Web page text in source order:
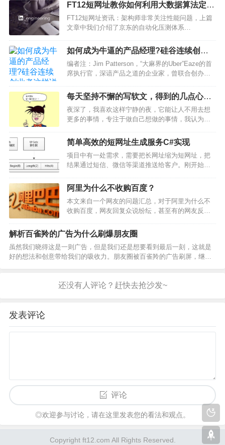
FT12短网址教你如何利用大数据算法定位
网站性能瓶颈(BOSS)
FT12短网址资讯：架构师非常关注性能问题，上篇
文章中我们介绍了京东的自动化压测体系
绍如何通过大数据算法来分析调用数据，自动定位
性能瓶颈。本文由高可用架构翻译。背景我们 FT…
如何成为牛逼的产品经理?硅谷连续创业
者这样说
编者注：Jim Patterson，“大麻界的Uber”Eaze的首
席执行官，深谙产品之道的企业家，曾联合创办包
司，并曾担任过诸多企业的首席产品官。 五年前，
Clove…
每天坚持不懈的写软文，得到的几点心得
感悟
夜深了，我喜欢这样宁静的夜，它能让人不用去想
更多的事情，专注于做自己想做的事情，我认为是
听》节目，听这个节目已经有一段时间了，虽然每
天只有那么短短的几分钟，但是那些字眼确实令我
欲罢不能，听完几分钟的…
简单高效的短网址生成服务C#实现
项目中有一处需求，需要把长网址缩为短网址，把
结果通过短信、微信等渠道推送给客户。刚开始直
手痒想自己动手实现一个别具特色的长网址（文
本）缩短服务。由于以前做过socket服务，对数据
包的封装排列还有…
阿里为什么不收购百度？
本文来自一个网友的问题汇总，对于阿里为什么不
收购百度，网友回复众说纷纭，甚至有的网友反驳
们来看看大家是怎么看待这件事的!下面这位对系统
的分析了阿里跟百度的关系，比较专业值得一看：
别说阿里，就算是腾…
解析百雀羚的广告为什么刷爆朋友圈
虽然我们晓得这是一则广告，但是我们还是想要看到最后一刻，这就是
好的想法和创意带给我们的吸收力。朋友圈被百雀羚的广告刷屏，继宝
发表评论
评论
◎欢迎参与讨论，请在这里发表您的看法和观点。
Copyright ft12.com All Rights Reserved.